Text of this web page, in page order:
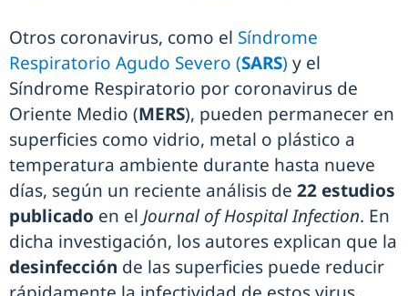
Otros coronavirus, como el Síndrome
Respiratorio Agudo Severo (SARS) y el
Síndrome Respiratorio por coronavirus de
Oriente Medio (MERS), pueden permanecer en
superficies como vidrio, metal o plástico a
temperatura ambiente durante hasta nueve
días, según un reciente análisis de 22 estudios
publicado en el Journal of Hospital Infection. En
dicha investigación, los autores explican que la
desinfección de las superficies puede reducir